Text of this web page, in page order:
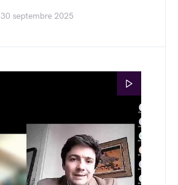
30 septembre 2025